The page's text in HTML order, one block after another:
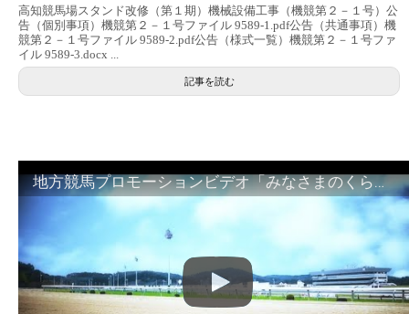
高知競馬場スタンド改修（第１期）機械設備工事（機競第２－１号）公
告（個別事項）機競第２－１号ファイル 9589-1.pdf公告（共通事項）機
競第２－１号ファイル 9589-2.pdf公告（様式一覧）機競第２－１号ファ
イル 9589-3.docx ...
記事を読む
地方競馬プロモーションビデオ「みなさまのくらしのために」30秒篇｜NAR公式